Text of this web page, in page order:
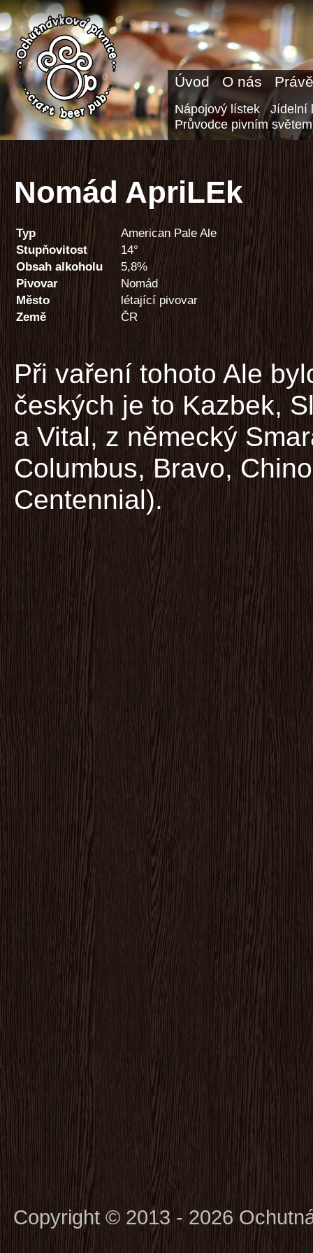
Úvod O nás
Nápojový lístek
Jídelní
Průvodce pivním světem
Nomád ApriLEk
Typ
American Pale Ale
Stupňovitost
14°
Obsah alkoholu
5,8%
Pivovar
Nomád
Město
létající pivovar
Země
ČR
Při vaření tohoto Ale
českých je to Kazbek,
a Vital, z německý
Columbus, Bravo,
Centennial).
Copyright © 2013 - 2026